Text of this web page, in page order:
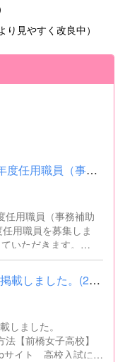
り見やすく改良中）
■群馬県立前橋女子高等学校会計年度任用職員（事務補助職）の募集...
任用職員（事務補助
ル）事業にかかるパ
力・整理事務、電話
集人数 １
い。 （1）地
のいずれかに該当す
入学者選抜に関する情報を以下に掲載しました。(2026.8.4) ■令和...
しました。
【前橋女子高校】
サイト 高校入試に関